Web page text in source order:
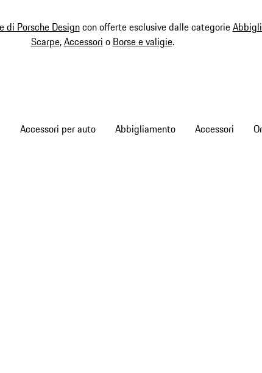
di Porsche Designcon offerte esclusive dalle categorie
Scarpe,Accessori o Borse e valigie.
Accessori per auto Abbigliamento Accessori